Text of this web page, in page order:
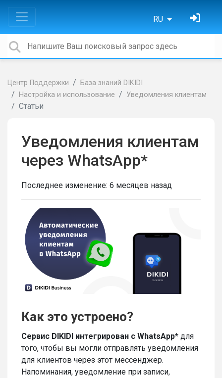
RU
Центр Поддержки
База знаний DIKIDI
Настройка и использование
Уведомления клиентам
Статьи
Уведомления клиентам
через WhatsApp*
Последнее изменение: 6 месяцев назад
Как это устроено?
Сервис DIKIDI интегрирован с WhatsApp* для
того, чтобы вы могли отправлять уведомления
для клиентов через этот мессенджер.
Напоминания, уведомление при записи,